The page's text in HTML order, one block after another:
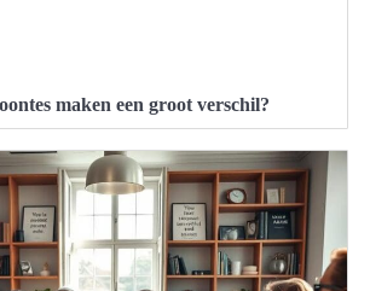
maken een groot verschil?